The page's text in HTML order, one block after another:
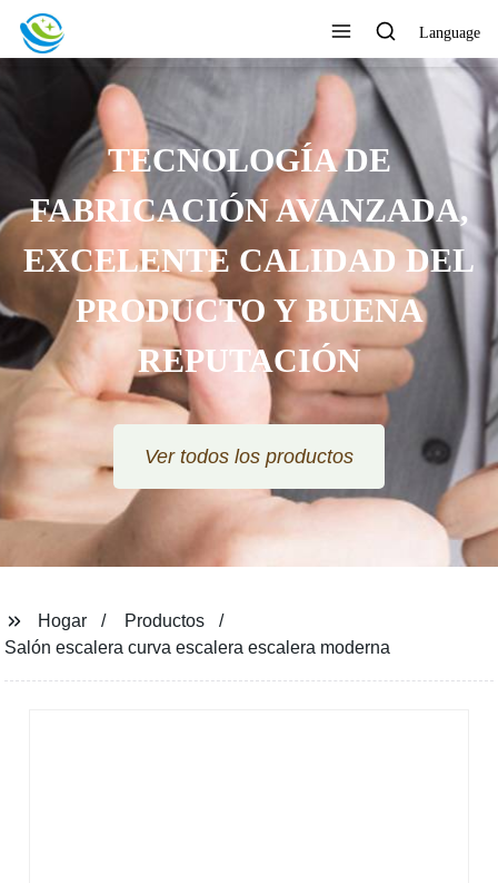
Language
TECNOLOGÍA DE
FABRICACIÓN AVANZADA,
EXCELENTE CALIDAD DEL
PRODUCTO Y BUENA
REPUTACIÓN
Ver todos los productos
Hogar
Productos
Salón escalera curva escalera escalera moderna